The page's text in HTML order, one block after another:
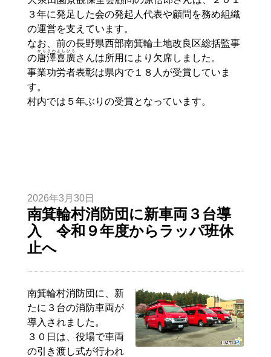
３年に発足した会の発起人代表や顧問を務め組織
の運営を支えています。
なお、前の長野県西部南箕輪土地改良区総括監事
の唐澤喜
からさわよし
廣
ひろ
さんは所用により欠席しました。
事業功労者表彰は県内で１８人が受賞していま
す。
村内では５年ぶりの受賞となっています。
2026年3月30日
南箕輪村消防団に新車両３台導
入 令和９年度からラッパ班休
止へ
南箕輪村消防団に、新
たに３台の消防車両が
導入されました。
３０日は、役場で車両
の引き渡し式が行われ